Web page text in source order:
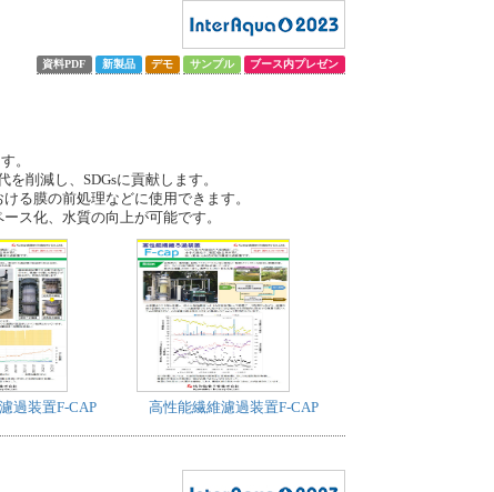
資料PDF 新製品 デモ サンプル ブース内プレゼン
。
削減し、SDGsに貢献します。
る膜の前処理などに使用できます。
ス化、水質の向上が可能です。
過装置F-CAP 高性能繊維濾過装置F-CAP